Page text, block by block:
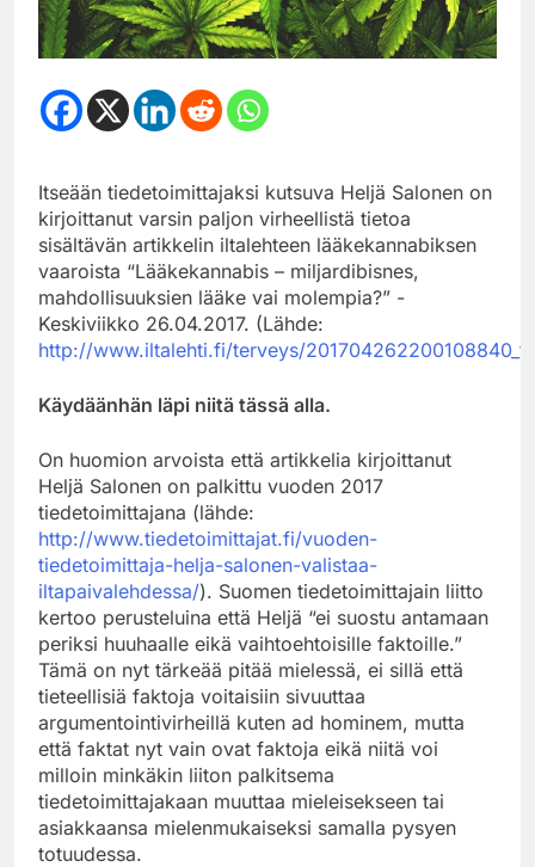
Itseään tiedetoimittajaksi kutsuva Heljä Salonen on
kirjoittanut varsin paljon virheellistä tietoa
sisältävän artikkelin iltalehteen lääkekannabiksen
vaaroista “Lääkekannabis – miljardibisnes,
mahdollisuuksien lääke vai molempia?” -
Keskiviikko 26.04.2017. (Lähde:
http://www.iltalehti.fi/terveys/
Käydäänhän läpi niitä tässä alla.
On huomion arvoista että artikkelia kirjoittanut
Heljä Salonen on palkittu vuoden 2017
tiedetoimittajana (lähde:
http://www.tiedetoimittajat.fi/vuoden-
tiedetoimittaja-helja-salonen-valistaa-
iltapaivalehdessa/). Suomen tiedetoimittajain liitto
kertoo perusteluina että Heljä “ei suostu antamaan
periksi huuhaalle eikä vaihtoehtoisille faktoille.”
Tämä on nyt tärkeää pitää mielessä, ei sillä että
tieteellisiä faktoja voitaisiin sivuuttaa
argumentointivirheillä kuten ad hominem, mutta
että faktat nyt vain ovat faktoja eikä niitä voi
milloin minkäkin liiton palkitsema
tiedetoimittajakaan muuttaa mieleisekseen tai
asiakkaansa mielenmukaiseksi samalla pysyen
totuudessa.